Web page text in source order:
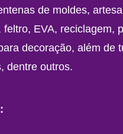
de moldes,
feltro, EVA, reciclagem,
decoração, além de
dentre outros.